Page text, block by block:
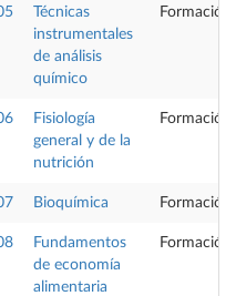
Técnicas
instrumentales
de análisis
químico
Formación
Fisiología
general y de la
nutrición
Formación
Bioquímica Formación
Fundamentos
de economía
alimentaria
Formación